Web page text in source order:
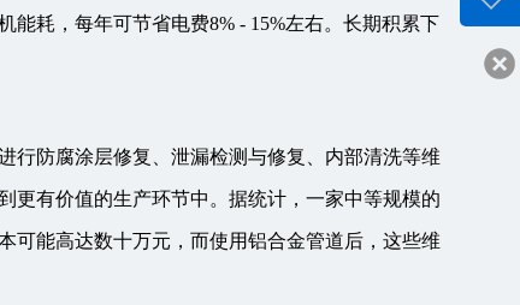
耗，每年可节省电费8% - 15%左右。长期积累下
行防腐涂层修复、泄漏检测与修复、内部清洗等维
更有价值的生产环节中。据统计，一家中等规模的
可能高达数十万元，而使用铝合金管道后，这些维
客服